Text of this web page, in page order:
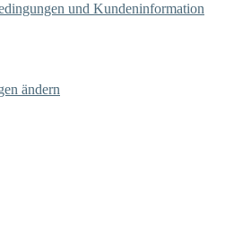
und Kundeninformation
ändern